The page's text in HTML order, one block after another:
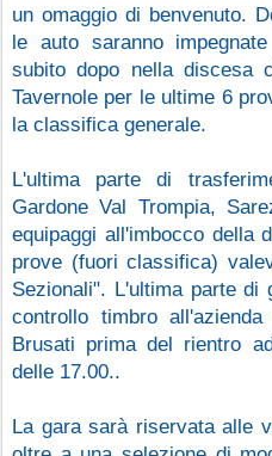
un omaggio di benvenuto.
le auto saranno
subito dopo nella discesa
Tavernole per le ultime 6
la classifica generale.
L'ultima parte di
Gardone Val Trompia,
equipaggi all'imbocco della
prove (fuori classifica)
Sezionali". L'ultima parte di
controllo timbro
Brusati prima del rientro
delle 17.00..
La gara sarà riservata alle